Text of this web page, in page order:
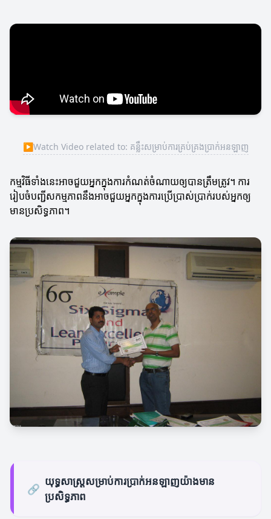
▶Watch Video related to: គន្លឹះសម្រាប់ការគ្រប់គ្រងប្រាក់អនឡាញ
កម្មវិធីទាំងនេះអាចជួយអ្នកក្នុងការកំណត់ចំណាយឲ្យបានត្រឹមត្រូវ។ ការ
រៀបចំបញ្ជីសកម្មភាពនឹងអាចជួយអ្នកក្នុងការប្រើប្រាស់ប្រាក់របស់អ្នកឲ្យ
មានប្រសិទ្ធភាព។
🔗
យុទ្ធសាស្ត្រសម្រាប់ការប្រាក់អនឡាញយ៉ាងមាន
ប្រសិទ្ធភាព